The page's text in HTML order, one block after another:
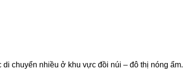
chuyển nhiều ở khu vực đồi núi – đô thị nóng ẩm.